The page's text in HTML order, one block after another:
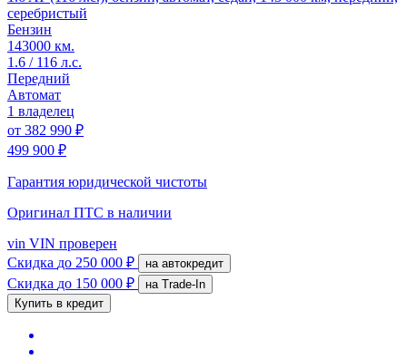
серебристый
Бензин
143000 км.
1.6 / 116 л.с.
Передний
Автомат
1 владелец
от 382 990 ₽
499 900 ₽
Гарантия юридической чистоты
Оригинал ПТС в наличии
vin VIN проверен
Скидка до 250 000 ₽ на автокредит
Скидка до 150 000 ₽
на Trade-In
Купить в кредит